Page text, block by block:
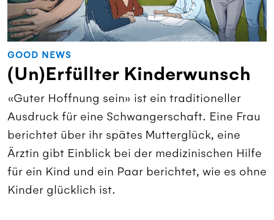
GOOD NEWS
(Un)Erfüllter Kinderwunsch
«Guter Hoffnung sein» ist ein traditioneller
Ausdruck für eine Schwangerschaft. Eine Frau
berichtet über ihr spätes Mutterglück, eine
Ärztin gibt Einblick bei der medizinischen Hilfe
für ein Kind und ein Paar berichtet, wie es ohne
Kinder glücklich ist.